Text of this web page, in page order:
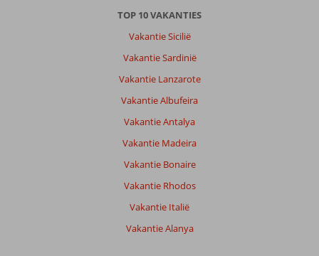
TOP 10 VAKANTIES
Vakantie Sicilië
Vakantie Sardinië
Vakantie Lanzarote
Vakantie Albufeira
Vakantie Antalya
Vakantie Madeira
Vakantie Bonaire
Vakantie Rhodos
Vakantie Italië
Vakantie Alanya